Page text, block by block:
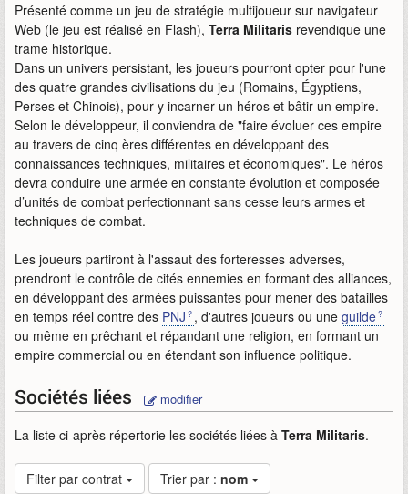
Présenté comme un jeu de stratégie multijoueur sur navigateur
Web (le jeu est réalisé en Flash), Terra Militaris revendique une
trame historique.
Dans un univers persistant, les joueurs pourront opter pour l'une
des quatre grandes civilisations du jeu (Romains, Égyptiens,
Perses et Chinois), pour y incarner un héros et bâtir un empire.
Selon le développeur, il conviendra de "faire évoluer ces empire
au travers de cinq ères différentes en développant des
connaissances techniques, militaires et économiques". Le héros
devra conduire une armée en constante évolution et composée
d’unités de combat perfectionnant sans cesse leurs armes et
techniques de combat.
Les joueurs partiront à l'assaut des forteresses adverses,
prendront le contrôle de cités ennemies en formant des alliances,
en développant des armées puissantes pour mener des batailles
en temps réel contre des PNJ , d'autres joueurs ou une guilde
ou même en prêchant et répandant une religion, en formant un
empire commercial ou en étendant son influence politique.
Sociétés liées modifier
La liste ci-après répertorie les sociétés liées à Terra Militaris.
Filter par contrat Trier par : nom